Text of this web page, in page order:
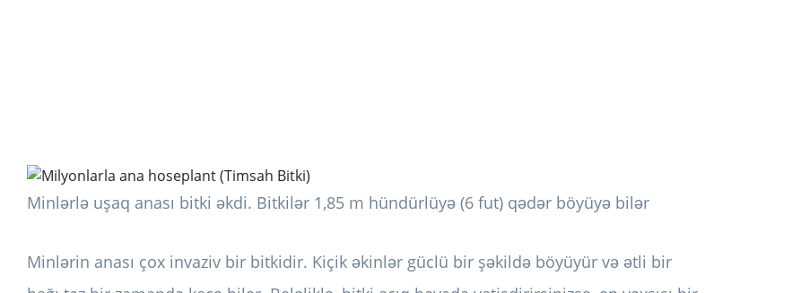
Minlərlə uşaq anası bitki əkdi. Bitkilər 1,85 m hündürlüyə (6 fut) qədər böyüyə bilər
Minlərin anası çox invaziv bir bitkidir. Kiçik əkinlər güclü bir şəkildə böyüyür və ətli bir